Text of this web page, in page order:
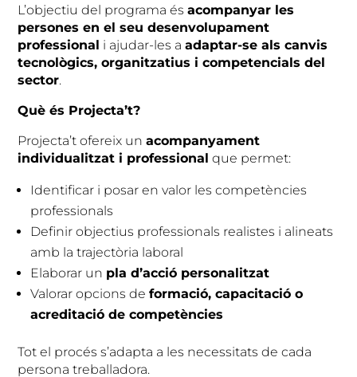
L’objectiu del programa ésacompanyar les
persones en el seu desenvolupament
professional i ajudar-les aadaptar-se als canvis
tecnològics, organitzatius i competencials del
sector.
Què és Projecta’t?
Projecta’t ofereix unacompanyament
individualitzat i professional que permet:
Identificar i posar en valor les competències
professionals
Definir objectius professionals realistes i alineats
amb la trajectòria laboral
Elaborar un pla d’acció personalitzat
Valorar opcions deformació, capacitació o
acreditació de competències
Tot el procés s’adapta a les necessitats de cada
persona treballadora.